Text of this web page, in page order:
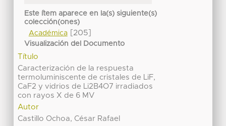
Este ítem aparece en la(s) siguiente(s)
colección(ones)
Académica[205]
Visualización del Documento
Título
Caracterización de la respuesta
termoluminiscente de cristales de LiF,
CaF2 y vidrios de Li2B4O7 irradiados
con rayos X de 6 MV
Autor
Castillo Ochoa, César Rafael